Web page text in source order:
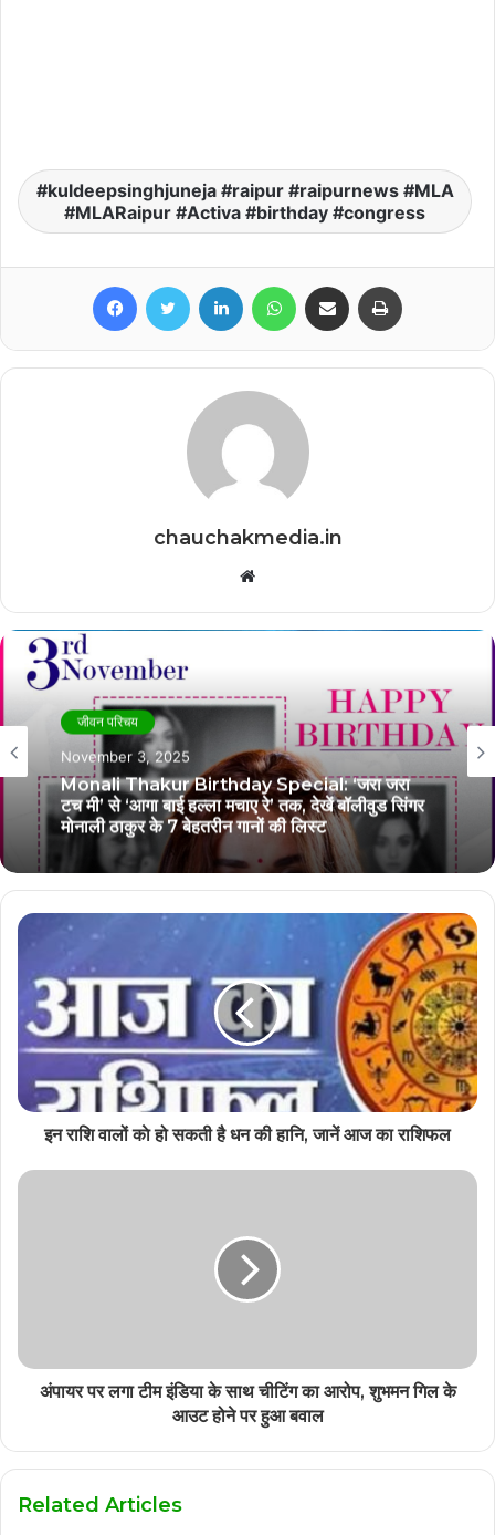
kuldeepsinghjuneja #raipur #raipurnews #MLA
#MLARaipur #Activa #birthday #congress
FacebookTwitter LinkedIn WhatsAppShare via Email
chauchakmedia.in
Website
जीवन परिचय
November 3, 2025
Monali Thakur Birthday Special: ‘जरा जरा
टच मी’ से ‘आगा बाई हल्ला मचाए रे’ तक, देखें बॉलीवुड सिंगर
मोनाली ठाकुर के 7 बेहतरीन गानों की लिस्ट
इन राशि वालों काे हो सकती है धन की हानि, जानें आज का राशिफल
अंपायर पर लगा टीम इंडिया के साथ चीटिंग का आरोप, शुभमन गिल के
आउट होने पर हुआ बवाल
Related Articles